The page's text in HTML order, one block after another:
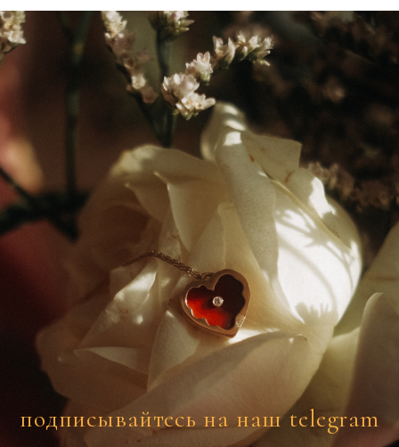
подписывайтесь на наш telegram